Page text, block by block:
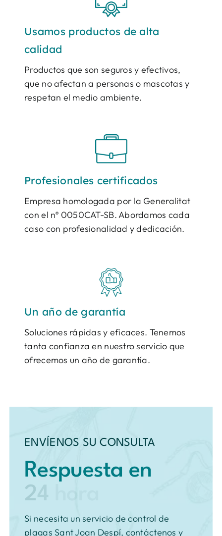
Usamos productos de alta
calidad
Productos que son seguros y efectivos,
que no afectan a personas o mascotas y
respetan el medio ambiente.
Profesionales certificados
Empresa homologada por la Generalitat
con el nº 0050CAT-SB. Abordamos cada
caso con profesionalidad y dedicación.
Un año de garantía
Soluciones rápidas y eficaces. Tenemos
tanta confianza en nuestro servicio que
ofrecemos un año de garantía.
ENVÍENOS SU CONSULTA
Respuesta en
Si necesita un servicio de control de
plagas Sant Joan Despí, contáctenos y